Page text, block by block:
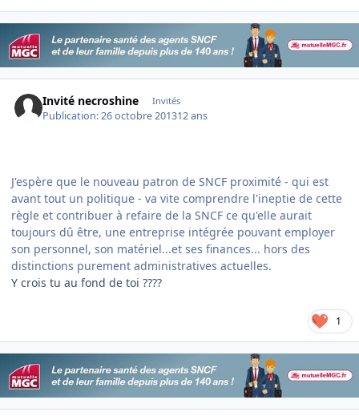
Invité necroshine Invités
Publication:26 octobre 201312 ans
J'espère que le nouveau patron de SNCF proximité - qui est
avant tout un politique - va vite comprendre l'ineptie de cette
règle et contribuer à refaire de la SNCF ce qu'elle aurait
toujours dû être, une entreprise intégrée pouvant employer
son personnel, son matériel...et ses finances... hors des
distinctions purement administratives actuelles.
Y crois tu au fond de toi ????
1